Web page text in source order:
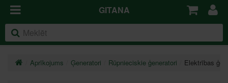
GITANA
Aprīkojums Ģeneratori Rūpnieciskie ģeneratori Elektrības